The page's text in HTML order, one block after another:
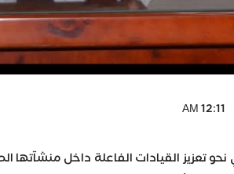
نحو تعزيز القيادات الفاعلة داخل